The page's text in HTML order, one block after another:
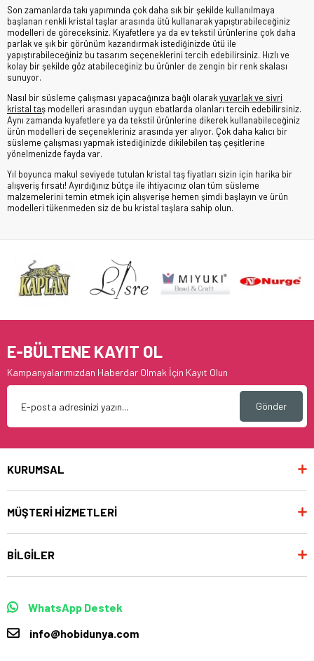
Son zamanlarda takı yapımında çok daha sık bir şekilde kullanılmaya
başlanan renkli kristal taşlar arasında ütü kullanarak yapıştırabileceğiniz
modelleri de göreceksiniz. Kıyafetlere ya da ev tekstil ürünlerine çok daha
parlak ve şık bir görünüm kazandırmak istediğinizde ütü ile
yapıştırabileceğiniz bu tasarım seçeneklerini tercih edebilirsiniz. Hızlı ve
kolay bir şekilde göz atabileceğiniz bu ürünler de zengin bir renk skalası
sunuyor.
Nasıl bir süsleme çalışması yapacağınıza bağlı olarakyuvarlak ve sivri
kristal taş modelleri arasından uygun ebatlarda olanları tercih edebilirsiniz.
Aynı zamanda kıyafetlere ya da tekstil ürünlerine dikerek kullanabileceğiniz
ürün modelleri de seçenekleriniz arasında yer alıyor. Çok daha kalıcı bir
süsleme çalışması yapmak istediğinizde dikilebilen taş çeşitlerine
yönelmenizde fayda var.
Yıl boyunca makul seviyede tutulan kristal taş fiyatları sizin için harika bir
alışveriş fırsatı! Ayırdığınız bütçe ile ihtiyacınız olan tüm süsleme
malzemelerini temin etmek için alışverişe hemen şimdi başlayın ve ürün
modelleri tükenmeden siz de bu kristal taşlara sahip olun.
E-BÜLTENE KAYIT OL
Kampanyalarımızdan Haberdar Olmak İçin Kayıt Olun
Gönder
KURUMSAL
MÜŞTERİ HİZMETLERİ
BİLGİLER
WhatsApp Destek
info@hobidunya.com